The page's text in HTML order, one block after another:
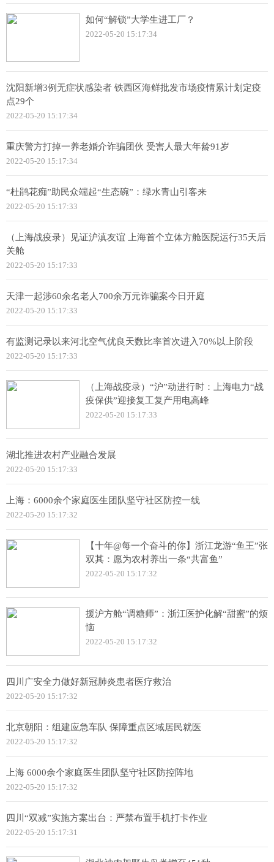
如何“解锁”大学生进工厂？
2022-05-20 15:17:34
沈阳新增3例无症状感染者 铁西区海鲜批发市场疫情累计划定疫
点29个
2022-05-20 15:17:34
重庆警方打掉一养老婚介诈骗团伙 受害人最大年龄91岁
2022-05-20 15:17:34
“杜鹃花痴”助民众端起“生态碗”：绿水青山引客来
2022-05-20 15:17:33
（上海战疫录）见证沪滇友谊 上海首个立体方舱医院运行35天后
关舱
2022-05-20 15:17:33
天津一起涉60余名老人700余万元诈骗案今日开庭
2022-05-20 15:17:33
有监测记录以来河北空气优良天数比率首次进入70%以上阶段
2022-05-20 15:17:33
（上海战疫录）“沪”动进行时：上海电力“战
疫保供”迎接复工复产用电高峰
2022-05-20 15:17:33
湖北推进农村产业融合发展
2022-05-20 15:17:33
上海：6000余个家庭医生团队坚守社区防控一线
2022-05-20 15:17:32
【十年@每一个奋斗的你】浙江龙游“鱼王”张
双其：愿为农村养出一条“共富鱼”
2022-05-20 15:17:32
援沪方舱“调糖师”：浙江医护化解“甜蜜”的烦
恼
2022-05-20 15:17:32
四川广安全力做好新冠肺炎患者医疗救治
2022-05-20 15:17:32
北京朝阳：组建应急车队 保障重点区域居民就医
2022-05-20 15:17:32
上海 6000余个家庭医生团队坚守社区防控阵地
2022-05-20 15:17:32
四川“双减”实施方案出台：严禁布置手机打卡作业
2022-05-20 15:17:31